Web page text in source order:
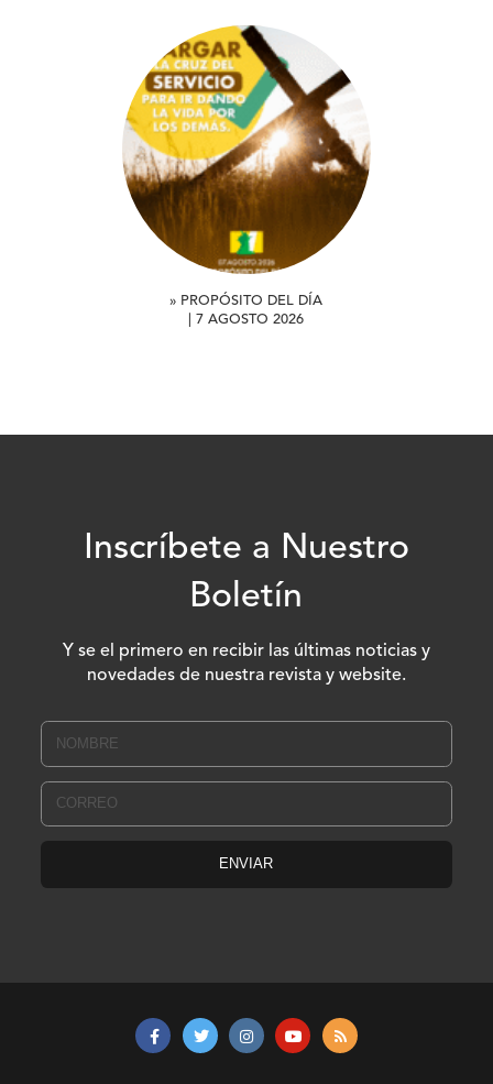
» PROPÓSITO DEL DÍA
| 7 AGOSTO 2026
Inscríbete a Nuestro
Boletín
Y se el primero en recibir las últimas noticias y
novedades de nuestra revista y website.